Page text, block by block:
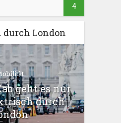
4
London
geht es nur
durch